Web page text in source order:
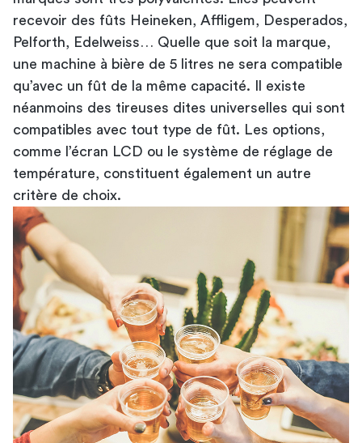
recevoir des fûts Heineken, Affligem, Desperados,
Pelforth, Edelweiss… Quelle que soit la marque,
une machine à bière de 5 litres ne sera compatible
qu’avec un fût de la même capacité. Il existe
néanmoins des tireuses dites universelles qui sont
compatibles avec tout type de fût. Les options,
comme l’écran LCD ou le système de réglage de
température, constituent également un autre
critère de choix.